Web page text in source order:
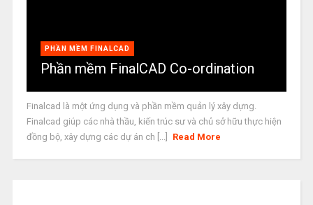
PHẦN MỀM FINALCAD
Phần mềm FinalCAD Co-ordination
Finalcad là một ứng dụng và phần mềm quản lý xây dựng.
Finalcad giúp các nhà thầu, kiến trúc sư và chủ sở hữu thực hiện
đồng bộ, xây dựng các dự án ch [...]
Read More